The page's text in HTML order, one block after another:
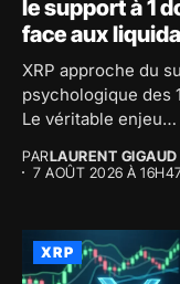
le support à 1
face aux
XRP approche du
psychologique des
Le véritable enjeu
PARLAURENT GIGAUD
7 AOÛT 2026 À
XRP